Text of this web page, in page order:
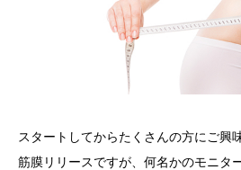
スタートしてからたくさんの方にご興
筋膜リリースですが、何名かのモニタ